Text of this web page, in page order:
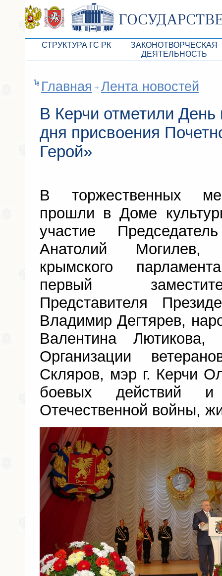
СТРУКТУРА ГС РК
Президиум ГС РК
Комитеты ГС РК
Депутатские фракции ГС РК
Аппарат ГС РК
Управление делами ГС РК
Поиск депутата по округу
ЗАКОНОТВОРЧЕСКАЯ
ДЕЯТЕЛЬНОСТЬ
Бюджет Республики
Антикоррупционная
Независимая
Статистика
Главная Лента новостей
В Керчи отметили День
дня присвоения
Герой»
В торжественных
прошли в Доме
участие
Анатолий Могилев,
крымского
первый
Представителя
Владимир Дегтярев,
Валентина Лютикова,
Организации
Скляров, мэр г. Керчи
боевых действий и
Отечественной войны,